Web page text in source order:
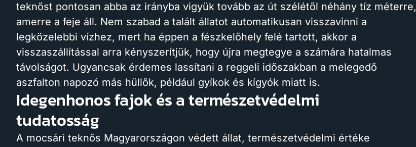
teknőst pontosan abba az irányba vigyük tovább az út szélétől néhány tíz méterre,
amerre a feje áll. Nem szabad a talált állatot automatikusan visszavinni a
legközelebbi vízhez, mert ha éppen a fészkelőhely felé tartott, akkor a
visszaszállítással arra kényszerítjük, hogy újra megtegye a számára hatalmas
távolságot. Ugyancsak érdemes lassítani a reggeli időszakban a melegedő
aszfalton napozó más hüllők, például gyíkok és kígyók miatt is.
Idegenhonos fajok és a természetvédelmi
tudatosság
A mocsári teknős Magyarországon védett állat, természetvédelmi értéke